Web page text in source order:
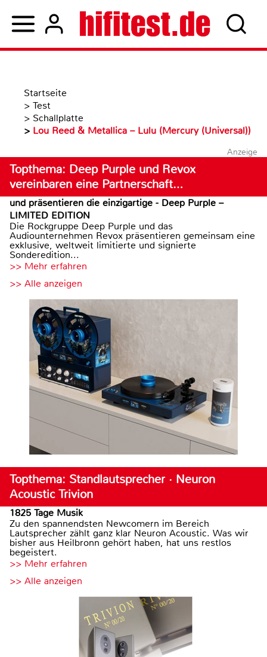
Startseite
> Test
> Schallplatte
> Lou Reed & Metallica – Lulu (Mercury (Universal))
Anzeige
Topthema: Deep Purple und Revox
vereinbaren eine Partnerschaft…
und präsentieren die einzigartige - Deep Purple –
LIMITED EDITION
Die Rockgruppe Deep Purple und das
Audiounternehmen Revox präsentieren gemeinsam eine
exklusive, weltweit limitierte und signierte
Sonderedition...
>> Mehr erfahren
>> Alle anzeigen
Topthema: Standlautsprecher · Neuron
Acoustic Trivion
1825 Tage Musik
Zu den spannendsten Newcomern im Bereich
Lautsprecher zählt ganz klar Neuron Acoustic. Was wir
bisher aus Heilbronn gehört haben, hat uns restlos
begeistert.
>> Mehr erfahren
>> Alle anzeigen